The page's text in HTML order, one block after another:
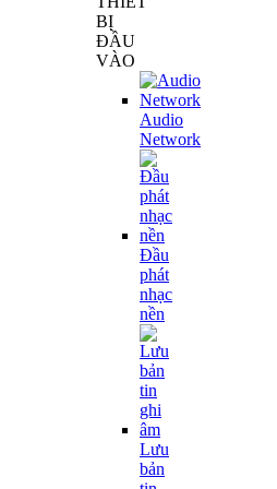
BỊ
ĐẦU
VÀO
Audio
Network
Đầu
phát
nhạc
nền
Lưu
bản